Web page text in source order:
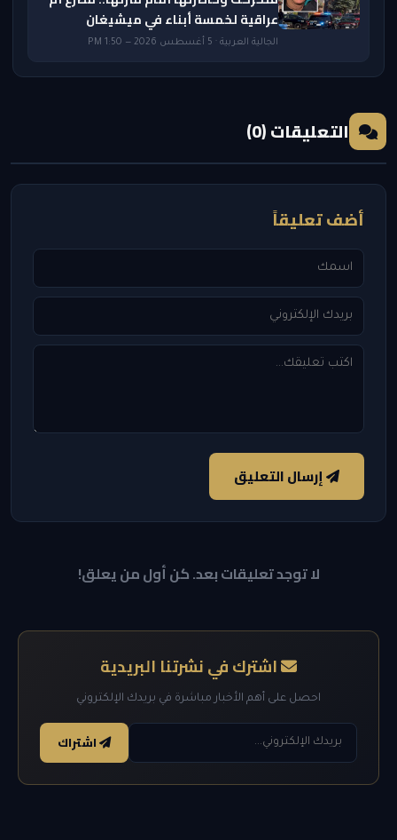
عراقية لخمسة أبناء في ميشيغان
الجالية العربية · 5 أغسطس 2026 — 1:50 PM
التعليقات (0)
أضف تعليقاً
إرسال التعليق
لا توجد تعليقات بعد. كن أول من يعلق!
اشترك في نشرتنا البريدية
احصل على أهم الأخبار مباشرة في بريدك الإلكتروني
اشتراك